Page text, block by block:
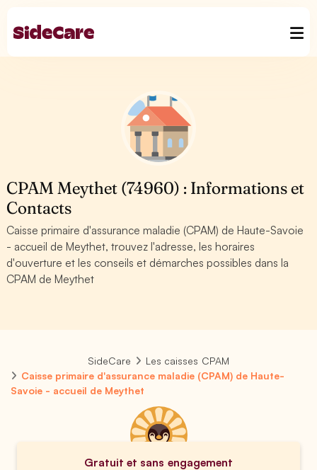
CPAM Meythet (74960) : Informations et
Contacts
Caisse primaire d'assurance maladie (CPAM) de Haute-Savoie
- accueil de Meythet, trouvez l'adresse, les horaires
d'ouverture et les conseils et démarches possibles dans la
CPAM de Meythet
SideCare
Les caisses CPAM
Caisse primaire d'assurance maladie (CPAM) de Haute-
Savoie - accueil de Meythet
Gratuit et sans engagement